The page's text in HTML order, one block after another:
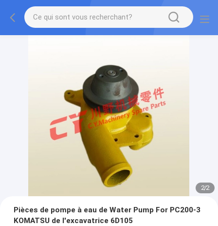
2/2
Pièces de pompe à eau de Water Pump For PC200-3
KOMATSU de l'excavatrice 6D105